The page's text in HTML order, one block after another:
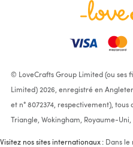
© LoveCrafts Group Limited (ou ses
Limited) 2026, enregistré en
et n° 8072374, respectivement), tous
Triangle, Wokingham, Royaume-Uni,
Visitez nos sites internationaux : Dans